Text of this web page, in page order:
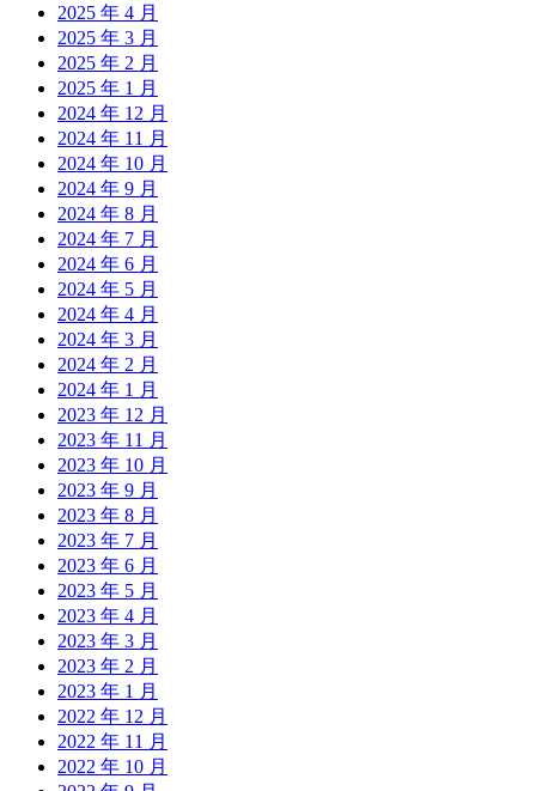
2025 年 4 月
2025 年 3 月
2025 年 2 月
2025 年 1 月
2024 年 12 月
2024 年 11 月
2024 年 10 月
2024 年 9 月
2024 年 8 月
2024 年 7 月
2024 年 6 月
2024 年 5 月
2024 年 4 月
2024 年 3 月
2024 年 2 月
2024 年 1 月
2023 年 12 月
2023 年 11 月
2023 年 10 月
2023 年 9 月
2023 年 8 月
2023 年 7 月
2023 年 6 月
2023 年 5 月
2023 年 4 月
2023 年 3 月
2023 年 2 月
2023 年 1 月
2022 年 12 月
2022 年 11 月
2022 年 10 月